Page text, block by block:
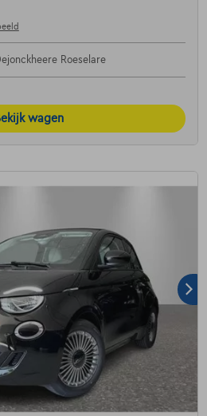
Roeselare
wagen